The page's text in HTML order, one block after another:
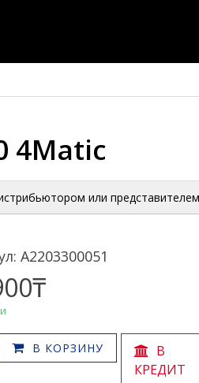
4Matic
или
A2203300051
₸
В КОРЗИНУ
В
КРЕДИТ